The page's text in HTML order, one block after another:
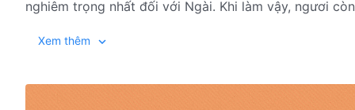
nghiêm trọng nhất đối với Ngài. Khi làm vậy, ngươi
thì họ nên hiểu rõ rằng Đức Chúa Trời giao phó sự ủy
của chính mình cũng phải hoàn thành sự ủy thác của
Trích từ: Lời, Quyển 3 – Những cuộc trò chuyện bởi
Xem thêm